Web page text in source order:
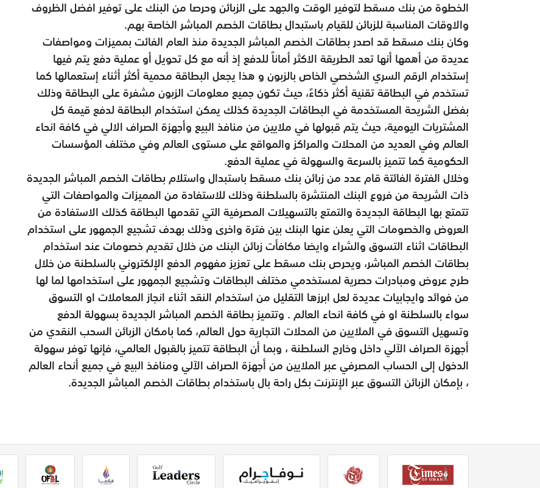
الخطوة من بنك مسقط لتوفير الوقت والجهد على الزبائن وحرصا من البنك على توفير افضل الظروف
والاوقات المناسبة للزبائن للقيام باستبدال بطاقات الخصم المباشر الخاصة بهم.
وكان بنك مسقط قد اصدر بطاقات الخصم المباشر الجديدة منذ العام الفائت بمميزات ومواصفات
عديدة من أهمها أنها تعد الطريقة الاكثر أماناً للدفع إذ أنه مع كل تحويل أو عملية دفع يتم فيها
إستخدام الرقم السري الشخصي الخاص بالزبون و هذا يجعل البطاقة محمية أكثر أثناء إستعمالها كما
تستخدم في البطاقة تقنية أكثر ذكاءً، حيث تكون جميع معلومات الزبون مشفرة على البطاقة وذلك
بفضل الشريحة المستخدمة في البطاقات الجديدة كذلك يمكن استخدام البطاقة لدفع قيمة كل
المشتريات اليومية، حيث يتم قبولها في ملايين من منافذ البيع وأجهزة الصراف الالي في كافة انحاء
العالم وفي العديد من المحلات والمراكز والمواقع على مستوى العالم وفي مختلف المؤسسات
الحكومية كما تتميز بالسرعة والسهولة في عملية الدفع.
وخلال الفترة الفائتة قام عدد من زبائن بنك مسقط باستبدال واستلام بطاقات الخصم المباشر الجديدة
ذات الشريحة من فروع البنك المنتشرة بالسلطنة وذلك للاستفادة من المميزات والمواصفات التي
تتمتع بها البطاقة الجديدة والتمتع بالتسهيلات المصرفية التي تقدمها البطاقة كذلك الاستفادة من
العروض والخصومات التي يعلن عنها البنك بين فترة واخرى وذلك بهدف تشجيع الجمهور على استخدام
البطاقات اثناء التسوق والشراء وايضا مكافأت زبائن البنك من خلال تقديم خصومات عند استخدام
بطاقات الخصم المباشر، ويحرص بنك مسقط على تعزيز مفهوم الدفع الإلكتروني بالسلطنة من خلال
طرح عروض ومبادرات حصرية لمستخدمي مختلف البطاقات وتشجيع الجمهور على استخدامها لما لها
من فوائد وايجابيات عديدة لعل ابرزها التقليل من استخدام النقد اثناء انجاز المعاملات او التسوق
سواء بالسلطنة او في كافة انحاء العالم . وتتميز بطاقة الخصم المباشر الجديدة بسهولة الدفع
وتسهيل التسوق في الملايين من المحلات التجارية حول العالم، كما بامكان الزبائن السحب النقدي من
أجهزة الصراف الآلي داخل وخارج السلطنة ، وبما أن البطاقة تتميز بالقبول العالمي، فإنها توفر سهولة
الدخول إلى الحساب المصرفي عبر الملايين من أجهزة الصراف الآلي ومنافذ البيع في جميع أنحاء العالم
، بإمكان الزبائن التسوق عبر الإنترنت بكل راحة بال باستخدام بطاقات الخصم المباشر الجديدة.